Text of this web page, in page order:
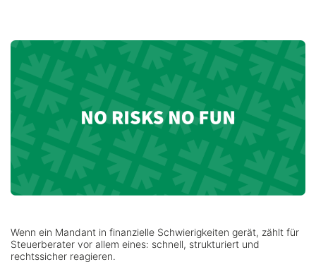
Wenn ein Mandant in finanzielle Schwierigkeiten gerät, zählt für
Steuerberater vor allem eines: schnell, strukturiert und
rechtssicher reagieren.